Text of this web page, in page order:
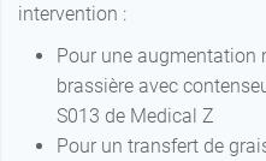
intervention :
Pour une augmentation
brassière avec
S013 de Medical Z
Pour un transfert de